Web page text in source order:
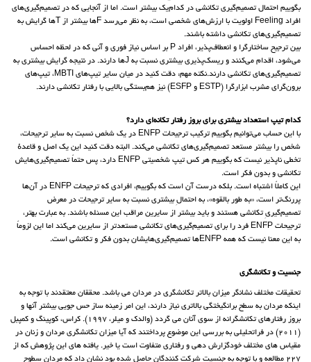
بگوییم احتمال تصمیم‌گیری تکانشی در کدام‌یک بیشتر است. اما از آنجایی که در تصمیم‌گیری‌های
افراد Feeling اولویت با ارزش‌های شخصی است، به نظر می‌رسد Fها بیشتر از Tها گرایش به
تصمیم‌گیری‌های تکانشی داشته باشند.
بین ترجیح ساختارگرا و انعطاف‌پذیر، افراد P بر اساس نیاز فوری و آنی که در لحظه احساس
می‌شود، اقدام می‌کنند و ریسک‌پذیری بیشتری نسبت به Jها دارند. در نتیجه گرایش بیشتری به
تصمیم‌گیری‌های تکانشی دارند.نکته مهم: دقت کنید در میان سایر تیپ‌های MBTI، تیپ‌های
برون‌گرای مشرب ابزارگرا (ESTP و ESFP) نیز هم‌بستگی بالایی با رفتار تکانشی دارند.
کدام تیپ استعداد بیشتری برای بروز رفتار تکانه‌ای دارد؟
با این حساب می‌توانیم بگوییم ترکیب ترجیحات ENFP در یک شخص نسبت به سایر ترجیحات،
شخص را بیشتر مستعد تصمیم‌گیری‌های تکانشی می‌کند. البته دقت کنید این یک اصل و قاعدهٔ
تخطی ناپذیر نیست که بگوییم هر کس تیپ شخصیتی ENFP دارد، پس حتماً تصمیم‌گیری‌هایش
تکانشی و بدون فکر است.
این کاملاً اشتباه است. بلکه درست آن است که بگوییم، افرادی که ترجیحات ENFP در آن‌ها
پررنگ‌تر است، «به طور بالقوه»، به احتمالِ بیشتری نسبت به سایر ترجیحات در معرض
تصمیم‌گیریِ تکانشی هستند و باید بیشتر از سایرین مراقب این مسئله باشند. به عبارت بهتر،
ترجیحات ENFP فرد را برای تصمیم‌گیری‌های تکانشی مستعد‌تر از سایرین می‌کند اما این لزوماً
به این معنا نیست که همه ENFPها تصمیم‌گیری‌هایشان بدون فکر و تکانشی است.
جنسیت و تکانشگری
تحقیقات مختلف نشانگر میزان بالاتر تکانشگری در مردان می باشد. محققان معتقدند با توجه به
اینکه مردان به سطح برانگیختگی بالاتری نیاز دارند، این امر زمینه ساز حس جویی بیشتر آنها و
بروز رفتارهای تکانشگرانه از سوی آنان می گردد (والدک و میلر، 1997). کراس، کوپینگ و کمپبل
(2011) در فراتحلیلی به بررسی این موضوع پرداختند که آیا میزان تکانشگری مردان و زنان در
مقیاس های مختلف خودگزارش دهی و رفتاری متفاوت است یا خیر. یافته های این پژوهش که از
227 مطالعه و با توجه به جنسیت شرکت کنندگان حاصل شده بود نشان داد که مردان سطوح